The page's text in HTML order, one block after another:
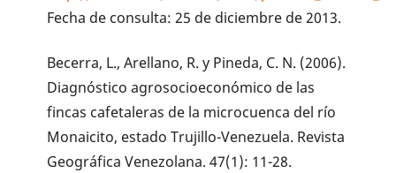
Fecha de consulta: 25 de diciembre de 2013.
Becerra, L., Arellano, R. y Pineda, C. N. (2006).
Diagnóstico agrosocioeconómico de las
fincas cafetaleras de la microcuenca del río
Monaicito, estado Trujillo-Venezuela. Revista
Geográfica Venezolana. 47(1): 11-28.